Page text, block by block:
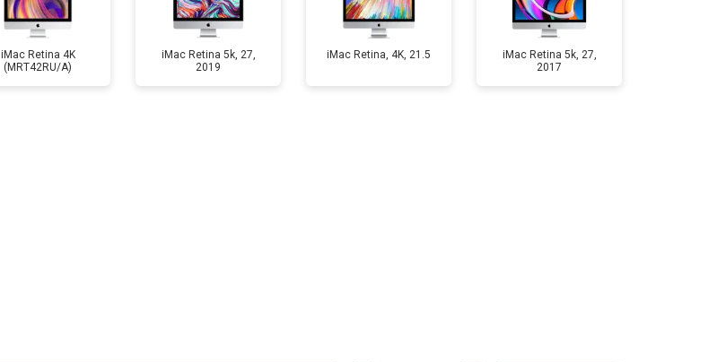
от 60 мин от 10500 ₽ Заказать
от 60 мин Заказать
iMac Retina 4K
(MRT42RU/A)
iMac Retina 5k, 27,
2019
iMac Retina, 4K, 21.5
iMac Retina 5k, 27,
2017